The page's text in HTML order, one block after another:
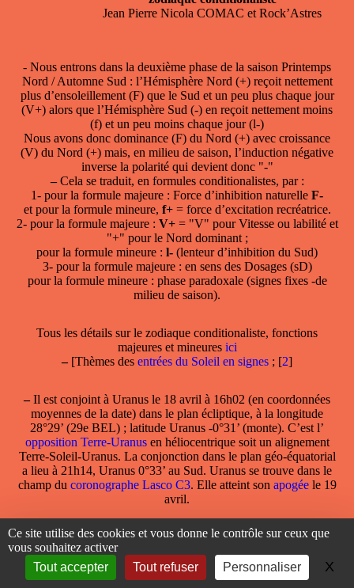
Jean Pierre Nicola COMAC et Rock’Astres
- Nous entrons dans la deuxième phase de la saison Printemps
Nord / Automne Sud : l’Hémisphère Nord (+) reçoit nettement
plus d’ensoleillement (F) que le Sud et un peu plus chaque jour
(V+) alors que l’Hémisphère Sud (-) en reçoit nettement moins
(f) et un peu moins chaque jour (l-)
Nous avons donc dominance (F) du Nord (+) avec croissance
(V) du Nord (+) mais, en milieu de saison, l’induction négative
inverse la polarité qui devient donc "-"
–Cela se traduit, en formules conditionalistes, par :
1- pour la formule majeure : Force d’inhibition naturelle F-
et pour la formule mineure, f+= force d’excitation recréatrice.
2- pour la formule majeure : V+= "V" pour Vitesse ou labilité et
"+" pour le Nord dominant ;
pour la formule mineure : l- (lenteur d’inhibition du Sud)
3- pour la formule majeure : en sens des Dosages (sD)
pour la formule mineure : phase paradoxale (signes fixes -de
milieu de saison).
Tous les détails sur le zodiaque conditionaliste, fonctions
majeures et mineures ici
–[Thèmes des entrées du Soleil en signes ; [2]
–Il est conjoint à Uranus le 18 avril à 16h02 (en coordonnées
moyennes de la date) dans le plan écliptique, à la longitude
28°29’ (29e BEL) ; latitude Uranus -0°31’ (monte). C’est l’
opposition Terre-Uranusen héliocentrique soit un alignement
Terre-Soleil-Uranus. La conjonction dans le plan géo-équatorial
a lieu à 21h14, Uranus 0°33’ au Sud. Uranus se trouve dans le
champ du coronographe Lasco C3. Elle atteint son apogéele 19
avril.
– Le 19 avril aux alentours de 7h, début de sa 2203 èmerotation
Ce site utilise des cookies et vous donne le contrôle sur ceux que
vous souhaitez activer
Tout accepter
Tout refuser Personnaliser X